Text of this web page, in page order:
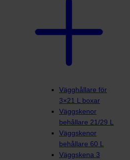
Vägghållare för
3×21 L boxar
Väggskenor
behållare 21/29 L
Väggskenor
behållare 60 L
Väggskena 3